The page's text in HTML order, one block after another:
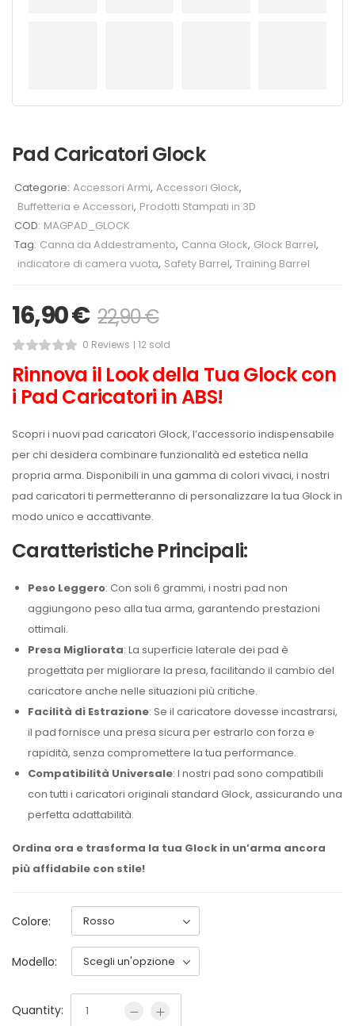
Pad Caricatori Glock
Categorie: Accessori Armi, Accessori Glock,
Buffetteria e Accessori, Prodotti Stampati in 3D
COD: MAGPAD_GLOCK
Tag: Canna da Addestramento, Canna Glock, Glock Barrel,
indicatore di camera vuota, Safety Barrel, Training Barrel
16,90€ 22,90€
0 Reviews 12 sold
Rinnova il Look della Tua Glock con
i Pad Caricatori in ABS!
Scopri i nuovi pad caricatori Glock, l’accessorio indispensabile
per chi desidera combinare funzionalità ed estetica nella
propria arma. Disponibili in una gamma di colori vivaci, i nostri
pad caricatori ti permetteranno di personalizzare la tua Glock in
modo unico e accattivante.
Caratteristiche Principali:
Peso Leggero: Con soli 6 grammi, i nostri pad non
aggiungono peso alla tua arma, garantendo prestazioni
ottimali.
Presa Migliorata: La superficie laterale dei pad è
progettata per migliorare la presa, facilitando il cambio del
caricatore anche nelle situazioni più critiche.
Facilità di Estrazione: Se il caricatore dovesse incastrarsi,
il pad fornisce una presa sicura per estrarlo con forza e
rapidità, senza compromettere la tua performance.
Compatibilità Universale: I nostri pad sono compatibili
con tutti i caricatori originali standard Glock, assicurando una
perfetta adattabilità.
Ordina ora e trasforma la tua Glock in un’arma ancora
più affidabile con stile!
Colore:
Modello:
Quantity: